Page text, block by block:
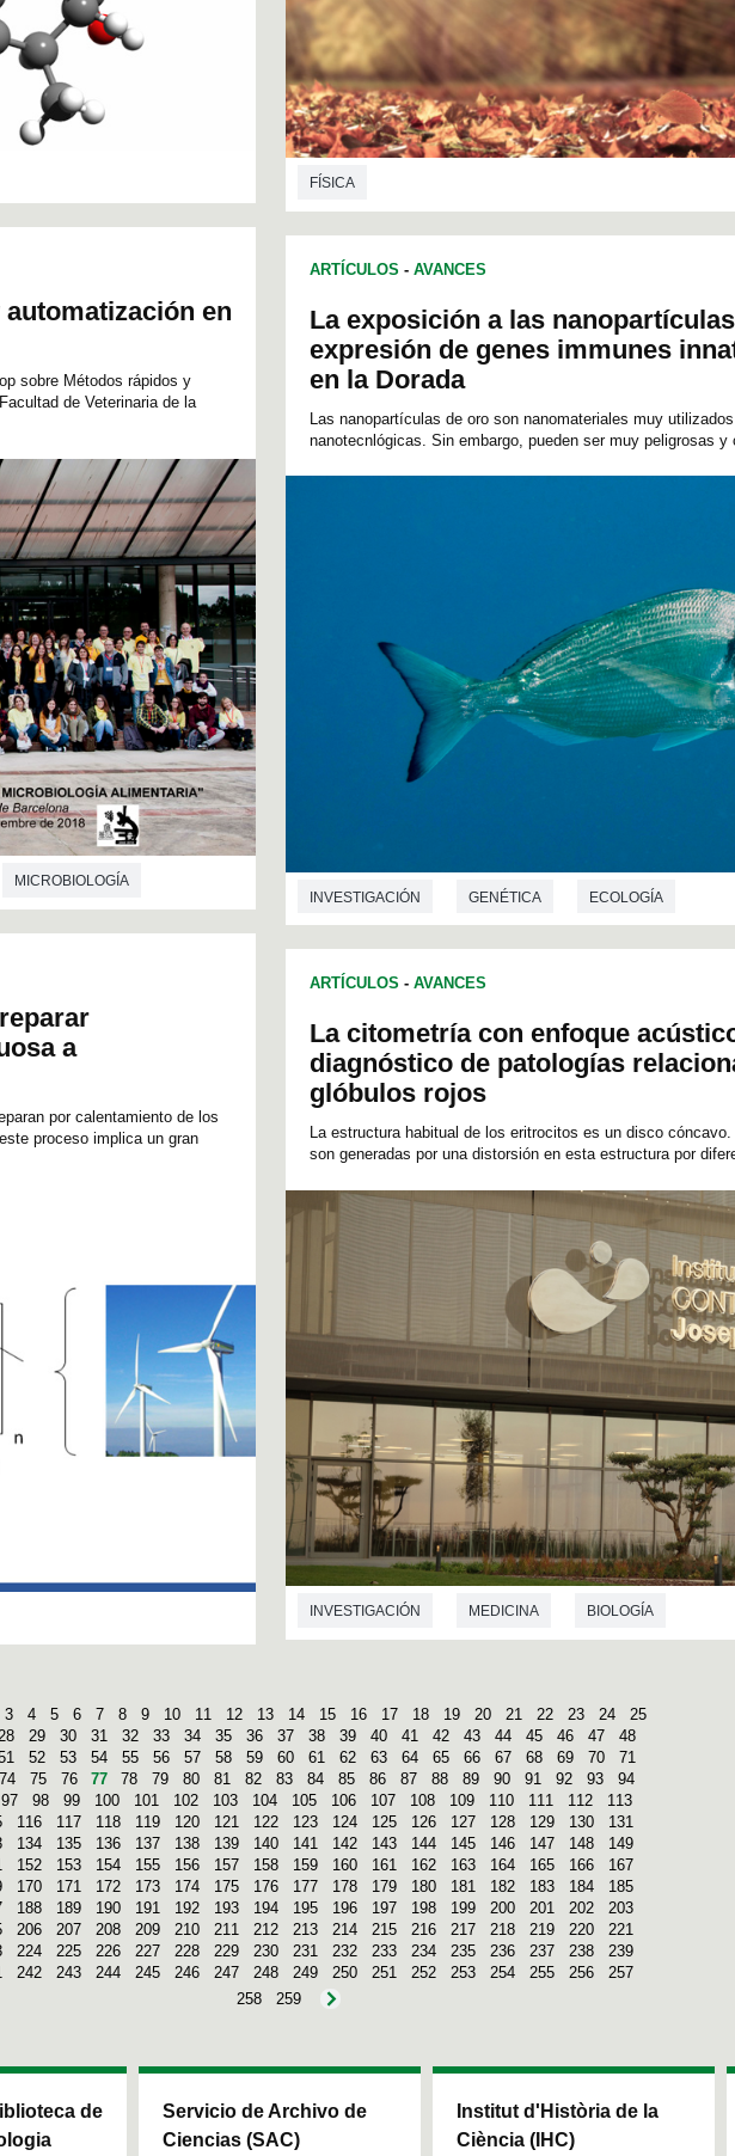
en
sobre Métodos rápidos y
de Veterinaria de la
MICROBIOLOGÍA
a
por calentamiento de los
proceso implica un gran
FÍSICA
ARTÍCULOS - AVANCES
La exposición a las
expresión de genes immunes
en la Dorada
Las nanopartículas de oro son nanomateriales muy
nanotecnlógicas. Sin embargo, pueden ser muy peligrosas y
INVESTIGACIÓN GENÉTICA ECOLOGÍA
ARTÍCULOS - AVANCES
La citometría con enfoque
diagnóstico de patologías
glóbulos rojos
La estructura habitual de los eritrocitos es un disco
son generadas por una distorsión en esta estructura por
INVESTIGACIÓN MEDICINA BIOLOGÍA
3 4 5 6 7 8 9 10 11 12 13 14 15 16 17 18 19 20 21 22 23 24
25
29 30 31 32 33 34 35 36 37 38 39 40 41 42 43 44 45 46 47
48
52 53 54 55 56 57 58 59 60 61 62 63 64 65 66 67 68 69 70
71
74 75 76 77 78 79 80 81 82 83 84 85 86 87 88 89 90 91 92 93
94
97 98 99 100 101 102 103 104 105 106 107 108 109 110 111 112
113
116 117 118 119 120 121 122 123 124 125 126 127 128 129 130
131
134 135 136 137 138 139 140 141 142 143 144 145 146 147 148
149
152 153 154 155 156 157 158 159 160 161 162 163 164 165 166
167
170 171 172 173 174 175 176 177 178 179 180 181 182 183 184
185
188 189 190 191 192 193 194 195 196 197 198 199 200 201 202
203
206 207 208 209 210 211 212 213 214 215 216 217 218 219 220
221
224 225 226 227 228 229 230 231 232 233 234 235 236 237 238
239
242 243 244 245 246 247 248 249 250 251 252 253 254 255 256
257
258
259
de
Servicio de Archivo de
Ciencias (SAC)
Institut d'Història de la
Ciència (IHC)